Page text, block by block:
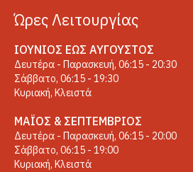
Ώρες Λειτουργίας
ΙΟΎΝΙΟΣ ΈΩΣ ΑΎΓΟΥΣΤΟΣ
Δευτέρα - Παρασκευή, 06:15 - 20:30
Σάββατο, 06:15 - 19:30
Κυριακή, Κλειστά
ΜΆΙΟΣ & ΣΕΠΤΈΜΒΡΙΟΣ
Δευτέρα - Παρασκευή, 06:15 - 20:00
Σάββατο, 06:15 - 19:00
Κυριακή, Κλειστά